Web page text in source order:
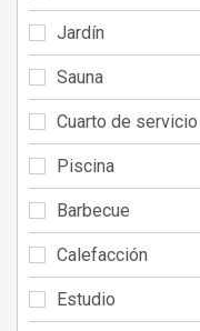
Jardín
Sauna
Cuarto de servicio
Piscina
Barbecue
Calefacción
Estudio